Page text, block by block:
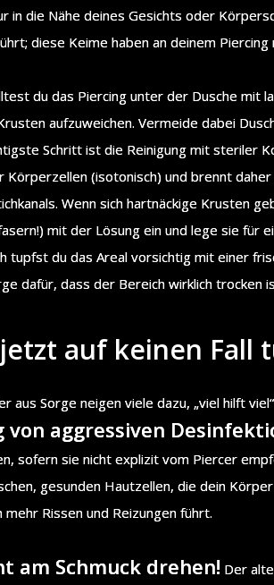
in die Nähe deines Gesichts oder
diese Keime haben an deinem Piercing
du das Piercing unter der Dusche mit
aufzuweichen. Vermeide dabei
Schritt ist die Reinigung mit steriler
Körperzellen (isotonisch) und brennt
Wenn sich hartnäckige Krusten
mit der Lösung ein und lege sie für
tupfst du das Areal vorsichtig mit einer
dafür, dass der Bereich wirklich trocken
auf keinen Fall
aus Sorge neigen viele dazu, „viel hilft
von aggressiven
sofern sie nicht explizit vom Piercer
gesunden Hautzellen, die dein
mehr Rissen und Reizungen führt.
am Schmuck drehen! Der